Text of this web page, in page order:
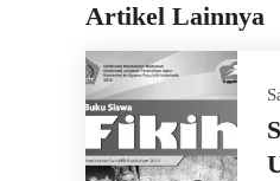
Artikel Lainnya